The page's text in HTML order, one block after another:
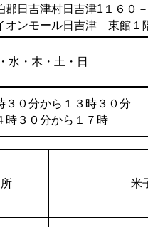
郡日吉津村日吉津1１６０－
オンモール日吉津 東館１
水・木・土・日
３０分から１３時３０分
時３０分から１７時
米